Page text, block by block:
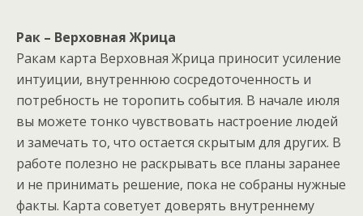
Рак – Верховная Жрица
Ракам карта Верховная Жрица приносит усиление
интуиции, внутреннюю сосредоточенность и
потребность не торопить события. В начале июля
вы можете тонко чувствовать настроение людей
и замечать то, что остается скрытым для других. В
работе полезно не раскрывать все планы заранее
и не принимать решение, пока не собраны нужные
факты. Карта советует доверять внутреннему